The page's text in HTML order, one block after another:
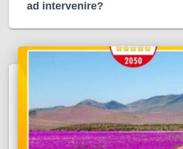
ad intervenire?